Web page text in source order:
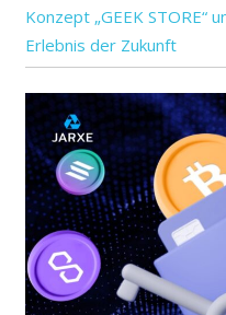
Konzept „GEEK STORE“
Erlebnis der Zukunft